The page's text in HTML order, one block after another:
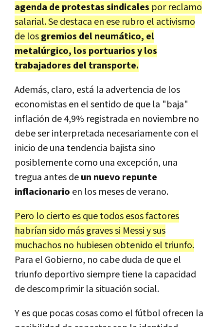
agenda de protestas sindicales por reclamo
salarial. Se destaca en ese rubro el activismo
de losgremios del neumático, el
metalúrgico, los portuarios y los
trabajadores del transporte.
Además, claro, está la advertencia de los
economistas en el sentido de que la "baja"
inflación de 4,9% registrada en noviembre no
debe ser interpretada necesariamente con el
inicio de una tendencia bajista sino
posiblemente como una excepción, una
tregua antes deun nuevo repunte
inflacionario en los meses de verano.
Pero lo cierto es que todos esos factores
habrían sido más graves si Messi y sus
muchachos no hubiesen obtenido el triunfo.
Para el Gobierno, no cabe duda de que el
triunfo deportivo siempre tiene la capacidad
de descomprimir la situación social.
Y es que pocas cosas como el fútbol ofrecen la